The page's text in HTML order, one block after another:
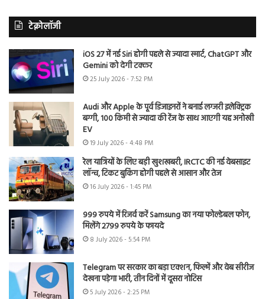
टेक्नोलॉजी
iOS 27 में नई Siri होगी पहले से ज्यादा स्मार्ट, ChatGPT और
Gemini को देगी टक्कर
25 July 2026 - 7:52 PM
Audi और Apple के पूर्व डिजाइनरों ने बनाई लग्जरी इलेक्ट्रिक
बग्गी, 100 किमी से ज्यादा की रेंज के साथ आएगी यह अनोखी
EV
19 July 2026 - 4:48 PM
रेल यात्रियों के लिए बड़ी खुशखबरी, IRCTC की नई वेबसाइट
लॉन्च, टिकट बुकिंग होगी पहले से आसान और तेज
16 July 2026 - 1:45 PM
999 रुपये में रिजर्व करें Samsung का नया फोल्डेबल फोन,
मिलेंगे 2799 रुपये के फायदे
8 July 2026 - 5:54 PM
Telegram पर सरकार का बड़ा एक्शन, फिल्में और वेब सीरीज
देखना पड़ेगा भारी, तीन दिनों में दूसरा नोटिस
5 July 2026 - 2:25 PM